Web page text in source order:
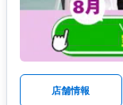
店舗情報